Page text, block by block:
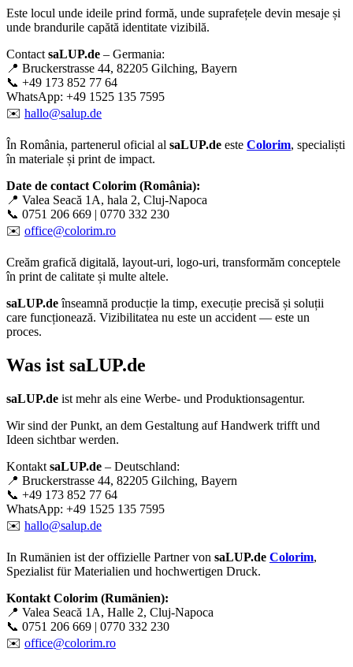
Este locul unde ideile prind formă, unde suprafețele devin mesaje și
unde brandurile capătă identitate vizibilă.
Contact saLUP.de – Germania:
📍 Bruckerstrasse 44, 82205 Gilching, Bayern
📞 +49 173 852 77 64
WhatsApp: +49 1525 135 7595
✉️ hallo@salup.de
În România, partenerul oficial al saLUP.de este Colorim, specialiști
în materiale și print de impact.
Date de contact Colorim (România):
📍 Valea Seacă 1A, hala 2, Cluj-Napoca
📞 0751 206 669 | 0770 332 230
✉️ office@colorim.ro
Creăm grafică digitală, layout-uri, logo-uri, transformăm conceptele
în print de calitate și multe altele.
saLUP.deînseamnă producție la timp, execuție precisă și soluții
care funcționează. Vizibilitatea nu este un accident — este un
proces.
Was ist saLUP.de
saLUP.de ist mehr als eine Werbe- und Produktionsagentur.
Wir sind der Punkt, an dem Gestaltung auf Handwerk trifft und
Ideen sichtbar werden.
Kontakt saLUP.de – Deutschland:
📍 Bruckerstrasse 44, 82205 Gilching, Bayern
📞 +49 173 852 77 64
WhatsApp: +49 1525 135 7595
✉️ hallo@salup.de
In Rumänien ist der offizielle Partner von saLUP.de Colorim,
Spezialist für Materialien und hochwertigen Druck.
Kontakt Colorim (Rumänien):
📍 Valea Seacă 1A, Halle 2, Cluj-Napoca
📞 0751 206 669 | 0770 332 230
✉️ office@colorim.ro